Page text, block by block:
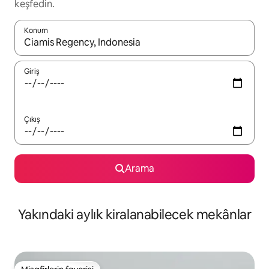
keşfedin.
Konum
Sonuçlar kullanılabilir olduğunda yukarı ve aşağı oklarıyla
Giriş
Çıkış
Arama
Yakındaki aylık kiralanabilecek mekânlar